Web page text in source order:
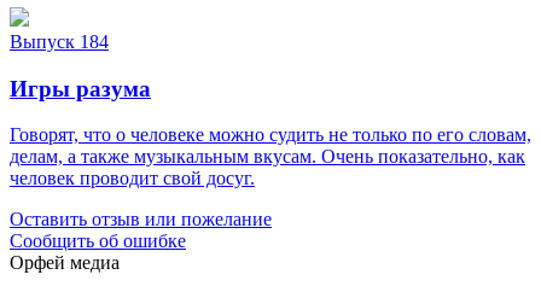
Выпуск 184
Игры разума
Говорят, что о человеке можно судить не только по его словам,
делам, а также музыкальным вкусам. Очень показательно, как
человек проводит свой досуг.
Оставить отзыв или пожелание
Сообщить об ошибке
Орфей медиа